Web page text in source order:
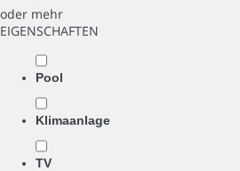
oder mehr
EIGENSCHAFTEN
Pool
Klimaanlage
TV